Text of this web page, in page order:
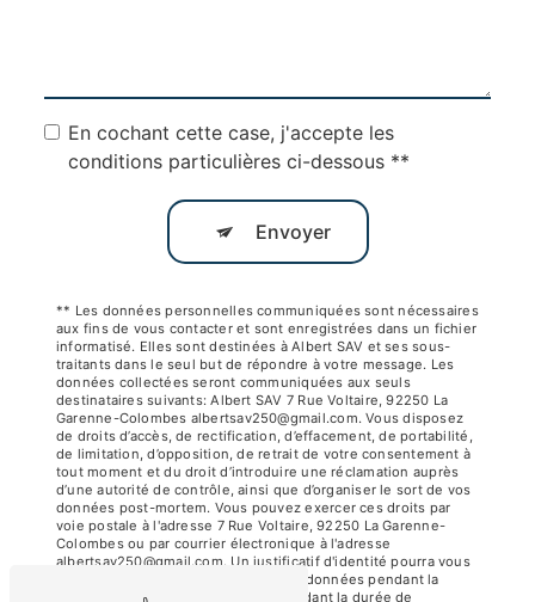
En cochant cette case, j'accepte les
conditions particulières ci-dessous **
Envoyer
** Les données personnelles communiquées sont nécessaires
aux fins de vous contacter et sont enregistrées dans un fichier
informatisé. Elles sont destinées à Albert SAV et ses sous-
traitants dans le seul but de répondre à votre message. Les
données collectées seront communiquées aux seuls
destinataires suivants: Albert SAV 7 Rue Voltaire, 92250 La
Garenne-Colombes albertsav250@gmail.com. Vous disposez
de droits d’accès, de rectification, d’effacement, de portabilité,
de limitation, d’opposition, de retrait de votre consentement à
tout moment et du droit d’introduire une réclamation auprès
d’une autorité de contrôle, ainsi que d’organiser le sort de vos
données post-mortem. Vous pouvez exercer ces droits par
voie postale à l'adresse 7 Rue Voltaire, 92250 La Garenne-
Colombes ou par courrier électronique à l'adresse
albertsav250@gmail.com. Un justificatif d'identité pourra vous
être demandé. Nous conservons vos données pendant la
période de prise de contact puis pendant la durée de